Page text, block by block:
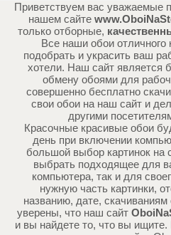
Приветствуем вас уважаемые
нашем сайте
только отборные,
Все наши обои отличного
подобрать и украсить ваш
хотели. Наш сайт является
обмену обоями для
совершенно бесплатно
свои обои на наш сайт и
другими
Красочные красивые обои
день при включении
большой выбор картинок на
выбрать подходящее для
компьютера, так и для
нужную часть картинки,
названию, дате,
уверены, что наш сайт
и вы найдете то, что вы